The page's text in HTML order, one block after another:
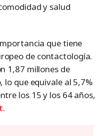
y salud
que tiene
de contactología.
1,87 millones de
lo que equivale al 5,7%
los 15 y los 64 años,
.